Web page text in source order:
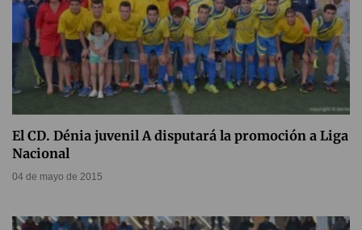
El CD. Dénia juvenil A disputará la promoción a Liga
Nacional
04 de mayo de 2015